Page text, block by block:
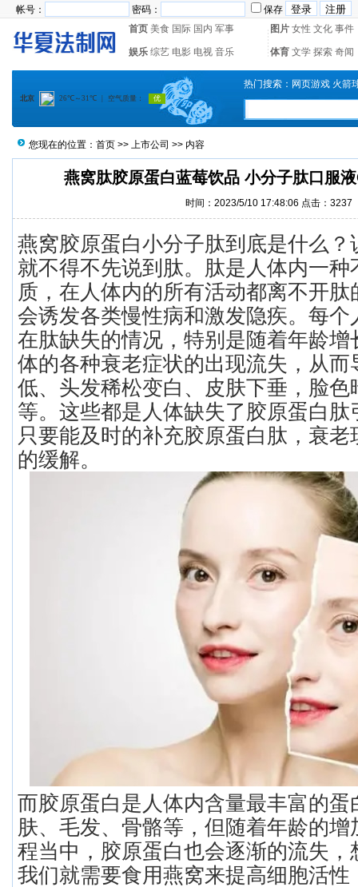
帐号： 密码：
保存
首页 美食 国际 国内 军事 图片 女性 文化 事件
娱乐 综艺 电影 电视 音乐 体育 文学 探索 奇闻
热门搜索： 网页游戏 火箭
您现在的位置： 首页 >> 上市公司 >> 内容
燕窝肽胶原蛋白蓝莓饮品 小分子肽口服
时间：2023/5/10 17:48:06 点击： 3237
燕窝胶原蛋白小分子肽到底是什么？
就不得不先说到肽。肽是人体内一
质，在人体内的所有活动都离不开
会诱发各类慢性病和激发隐疾。每个
在肽缺失的情况，特别是随着年龄增
体的各种衰老症状的出现流失，从而
低、头发稀松变白、皮肤下垂，脸色
等。这些都是人体缺失了胶原蛋白
只要能及时的补充胶原蛋白肽，衰
的缓解。
而胶原蛋白是人体内含量最丰富的蛋
肤、毛发、骨骼等，但随着年龄的
程当中，胶原蛋白也会逐渐的流失，
我们就需要食用燕窝来提高细胞活性